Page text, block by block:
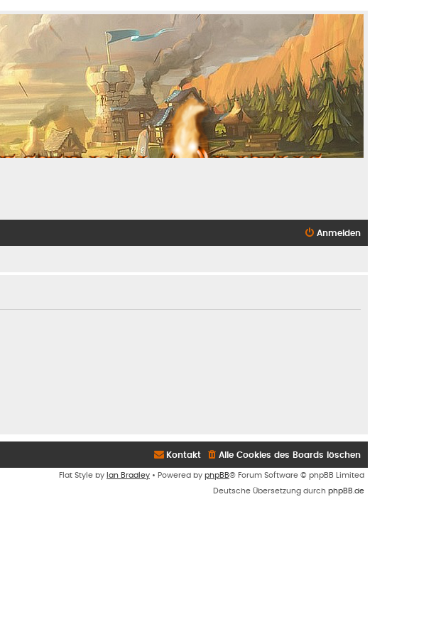
Anmelden
Alle Cookies des Boards löschen
Kontakt
Flat Style by Ian Bradley • Powered by phpBB® Forum Software © phpBB Limited
Deutsche Übersetzung durch phpBB.de